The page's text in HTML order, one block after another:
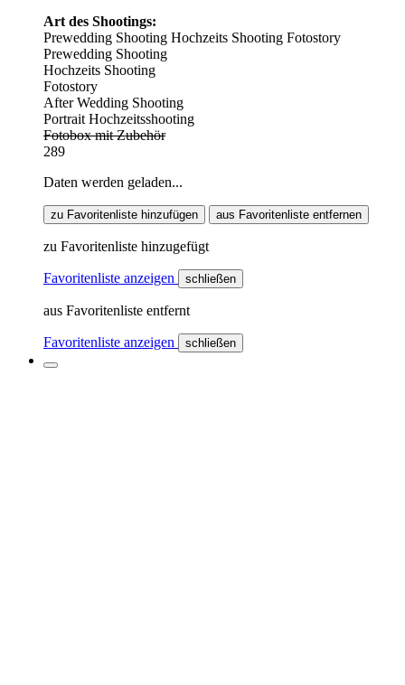
Art des Shootings:
Prewedding Shooting Hochzeits Shooting Fotostory
Prewedding Shooting
Hochzeits Shooting
Fotostory
After Wedding Shooting
Portrait Hochzeitsshooting
Fotobox mit Zubehör
289
Daten werden geladen...
zu Favoritenliste hinzufügen aus Favoritenliste entfernen
zu Favoritenliste hinzugefügt
Favoritenliste anzeigen schließen
aus Favoritenliste entfernt
Favoritenliste anzeigen schließen